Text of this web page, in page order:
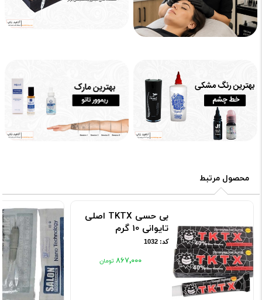
محصول مرتبط
بی حسی TKTX اصلی
تایوانی 10 گرم
کد: 1032
۸۶۷٬۰۰۰